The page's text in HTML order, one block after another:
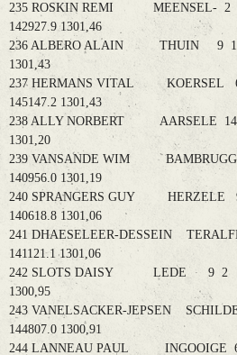
235 ROSKIN REMI MEENSEL- 2 2
142927.9 1301,46
236 ALBERO ALAIN THUIN 9 1
1301,43
237 HERMANS VITAL KOERSEL 6
145147.2 1301,43
238 ALLY NORBERT AARSELE
1301,20
239 VANSANDE WIM BAMBRUGG
140956.0 1301,19
240 SPRANGERS GUY HERZELE 9
140618.8 1301,06
241 DHAESELEER-DESSEIN
141121.1 1301,06
242 SLOTS DAISY LEDE 9 2 2
1300,95
243 VANELSACKER-JEPSEN
144807.0 1300,91
244 LANNEAU PAUL INGOOIGE 6